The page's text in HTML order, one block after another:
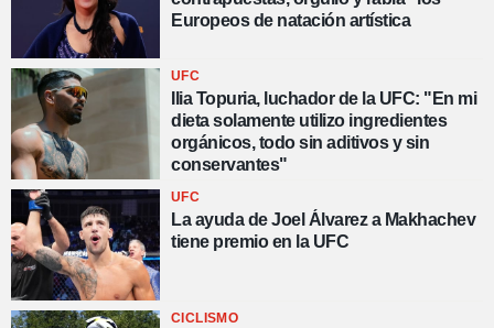
Europeos de natación artística
UFC
Ilia Topuria, luchador de la UFC: "En mi
dieta solamente utilizo ingredientes
orgánicos, todo sin aditivos y sin
conservantes"
UFC
La ayuda de Joel Álvarez a Makhachev
tiene premio en la UFC
CICLISMO